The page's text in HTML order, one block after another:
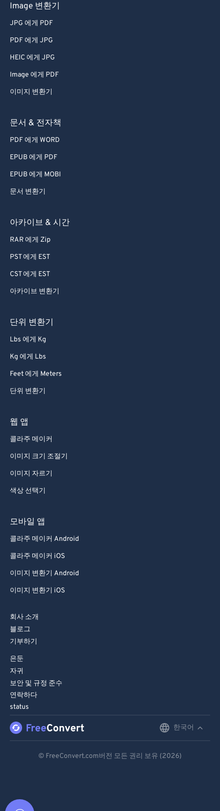
Image 변환기
JPG 에게 PDF
PDF 에게 JPG
HEIC 에게 JPG
Image 에게 PDF
이미지 변환기
문서 & 전자책
PDF 에게 WORD
EPUB 에게 PDF
EPUB 에게 MOBI
문서 변환기
아카이브 & 시간
RAR 에게 Zip
PST 에게 EST
CST 에게 EST
아카이브 변환기
단위 변환기
Lbs 에게 Kg
Kg 에게 Lbs
Feet 에게 Meters
단위 변환기
웹 앱
콜라주 메이커
이미지 크기 조절기
이미지 자르기
색상 선택기
모바일 앱
콜라주 메이커 Android
콜라주 메이커 iOS
이미지 변환기 Android
이미지 변환기 iOS
회사 소개
블로그
기부하기
은둔
자귀
보안 및 규정 준수
연락하다
status
한국어
© FreeConvert.com버전 모든 권리 보유 (2026)